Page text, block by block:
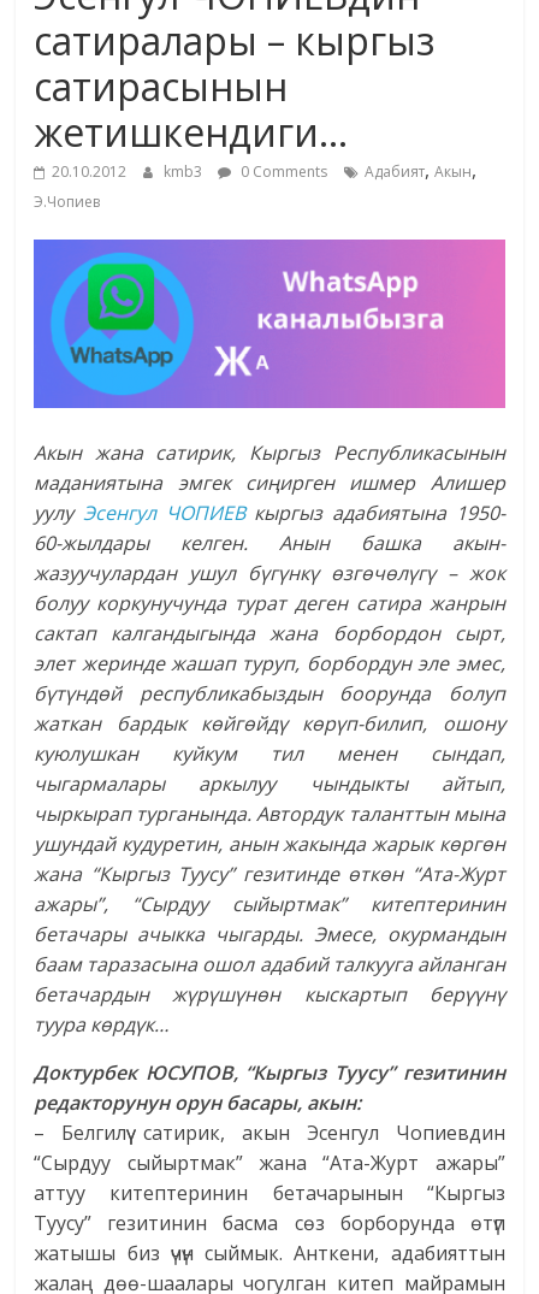
жана
адабияты
сатиралары – кыргыз
сатирасынын
жетишкендиги…
20.10.2012 kmb3 0 Comments Адабият,Акын,
Э.Чопиев
Акын жана сатирик, Кыргыз Республикасынын
маданиятына эмгек сиңирген ишмер Алишер
уулуЭсенгул ЧОПИЕВкыргыз адабиятына 1950-
60-жылдары келген. Анын башка акын-
жазуучулардан ушул бүгүнкү өзгөчөлүгү – жок
болуу коркунучунда турат деген сатира жанрын
сактап калгандыгында жана борбордон сырт,
элет жеринде жашап туруп, борбордун эле эмес,
бүтүндөй республикабыздын боорунда болуп
жаткан бардык көйгөйдү көрүп-билип, ошону
куюлушкан куйкум тил менен сындап,
чыгармалары аркылуу чындыкты айтып,
чыркырап турганында. Автордук таланттын мына
ушундай кудуретин, анын жакында жарык көргөн
жана “Кыргыз Туусу” гезитинде өткөн “Ата-Журт
ажары”, “Сырдуу сыйыртмак” китептеринин
бетачары ачыкка чыгарды. Эмесе, окурмандын
баам таразасына ошол адабий талкууга айланган
бетачардын жүрүшүнөн кыскартып берүүнү
туура көрдүк…
Доктурбек ЮСУПОВ, “Кыргыз Туусу” гезитинин
редакторунун орун басары, акын:
– Белгилүү сатирик, акын Эсенгул Чопиевдин
“Сырдуу сыйыртмак” жана “Ата-Журт ажары”
аттуу китептеринин бетачарынын “Кыргыз
Туусу” гезитинин басма сөз борборунда өтүп
жатышы биз үчүн сыймык. Анткени, адабияттын
жалаң дөө-шаалары чогулган китеп майрамын